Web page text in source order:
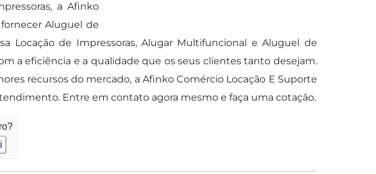
a Afinko
Aluguel de
Locação de Impressoras, Alugar Multifuncional e Aluguel de
a eficiência e a qualidade que os seus clientes tanto desejam.
recursos do mercado, a Afinko Comércio Locação E Suporte
Entre em contato agora mesmo e faça uma cotação.